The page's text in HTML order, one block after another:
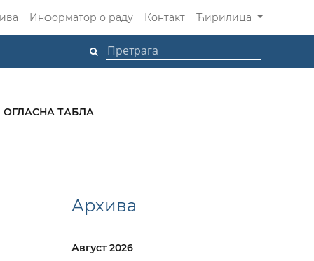
Информатор о раду Контакт Ћирилица
ОГЛАСНА ТАБЛА
Архива
Август 2026